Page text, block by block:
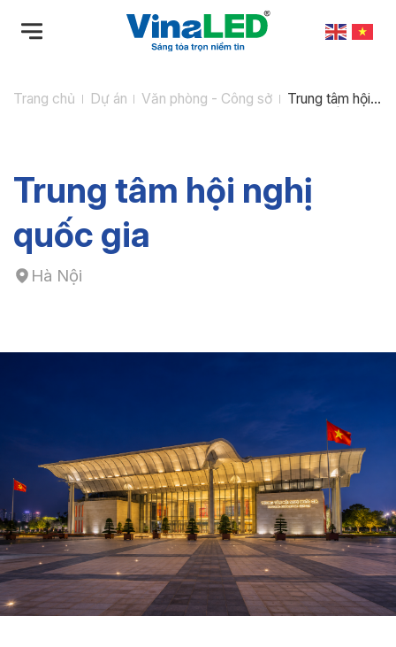
qua
dung
Trang chủ Dự án Văn phòng - Công sở
Trung tâm hội
Trung tâm hội nghị
quốc gia
Hà Nội